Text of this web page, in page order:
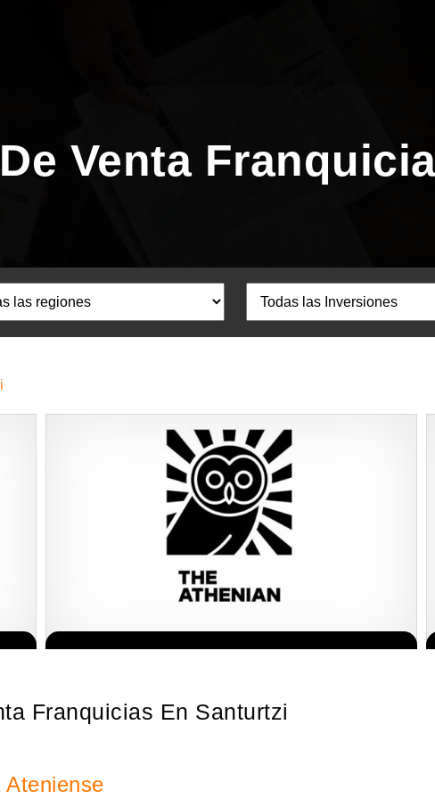
Venta
Franquicias En Santurtzi
Ateniense